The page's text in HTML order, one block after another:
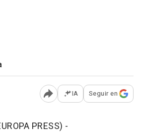
Abrir opciones para
IA Seguir en
PRESS) -